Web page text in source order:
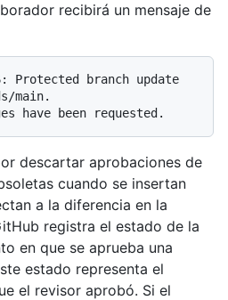
recibirá un mensaje de
Protected branch update
main.
descartar aprobaciones de
cuando se insertan
a la diferencia en la
registra el estado de la
en que se aprueba una
estado representa el
el revisor aprobó. Si el